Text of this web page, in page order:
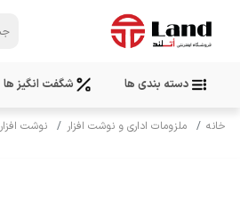
دسته بندی ها شگفت انگیز ها
خانه ملزومات اداری و نوشت افزار نوشت افزار